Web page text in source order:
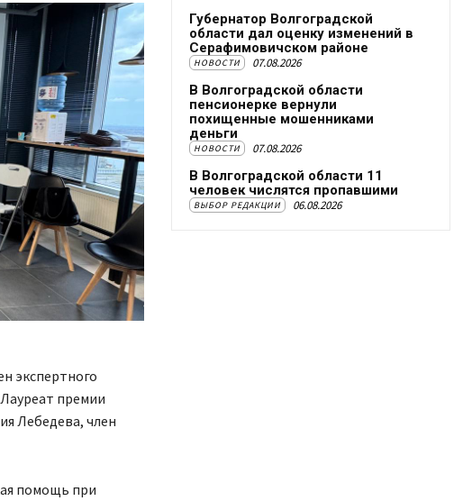
экспертного
премии
Лебедева, член
помощь при
Губернатор Волгоградской
области дал оценку изменений в
Серафимовичском районе
НОВОСТИ 07.08.2026
В Волгоградской области
пенсионерке вернули
похищенные мошенниками
деньги
НОВОСТИ 07.08.2026
В Волгоградской области 11
человек числятся пропавшими
ВЫБОР РЕДАКЦИИ 06.08.2026